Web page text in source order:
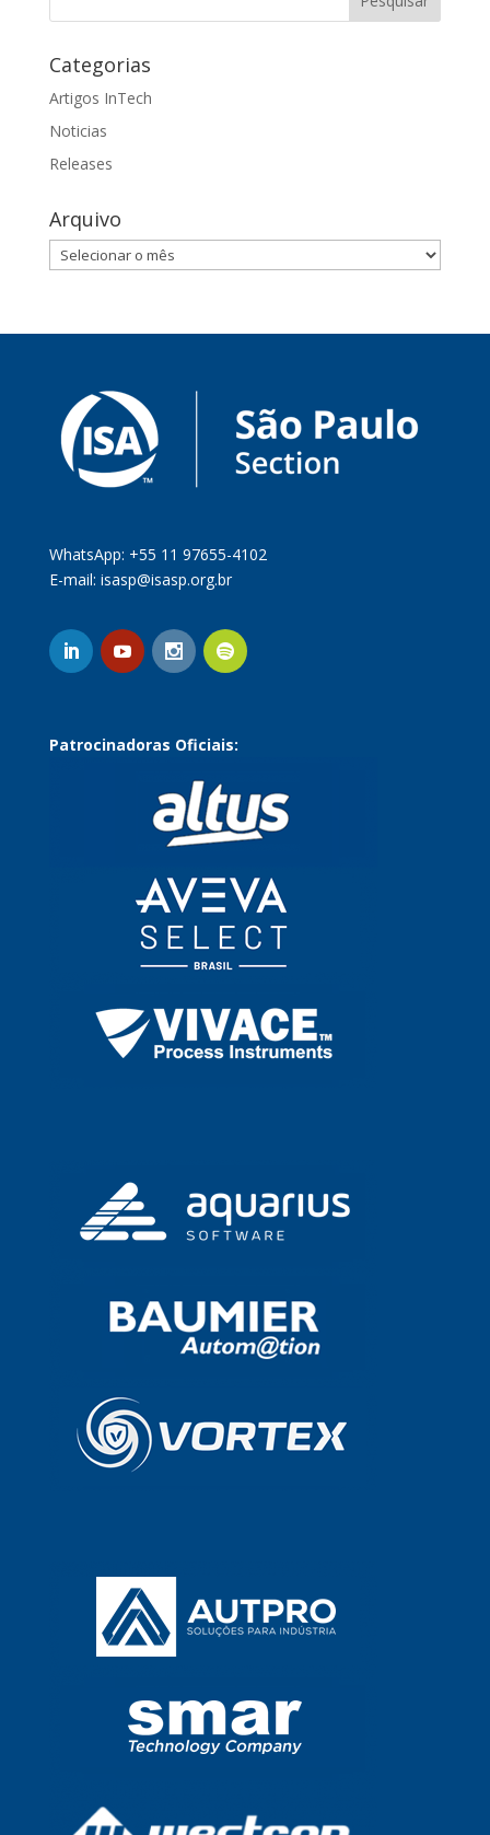
Categorias
Artigos InTech
Noticias
Releases
Arquivo
Arquivo
WhatsApp: +55 11 97655-4102
E-mail: isasp@isasp.org.br
Patrocinadoras Oficiais: